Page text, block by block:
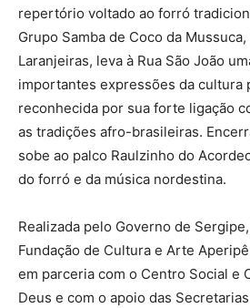
repertório voltado ao forró
Grupo Samba de Coco da
Laranjeiras, leva à Rua São João
importantes expressões da cultura
reconhecida por sua forte ligação
as tradições afro-brasileiras.
sobe ao palco Raulzinho do
do forró e da música nordestina.
Realizada pelo Governo de
Fundação de Cultura e Arte
em parceria com o Centro Social e
Deus e com o apoio das